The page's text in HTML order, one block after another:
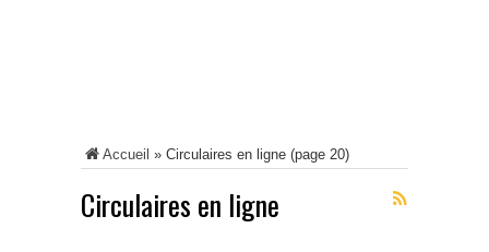
Accueil » Circulaires en ligne (page 20)
Circulaires en ligne